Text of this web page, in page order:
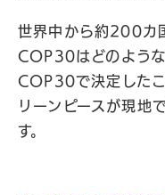
世界中から約200カ
COP30はどのような
COP30で決定した
リーンピースが現地
す。